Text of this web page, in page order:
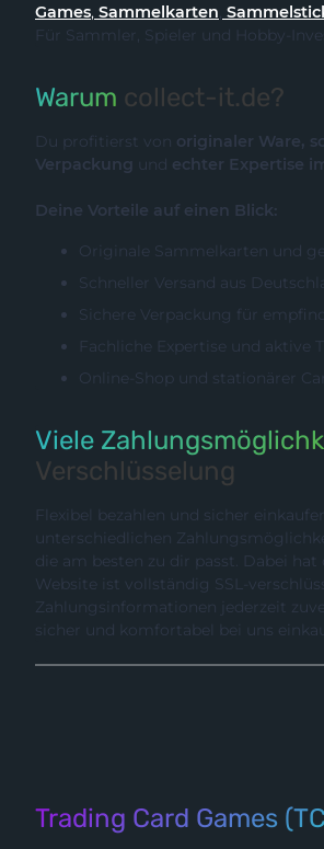
Games, Sammelkarten,
Für Sammler, Spieler und Hobby-
Warum collect-it.de?
Du profitierst von originaler Ware,
Verpackung und echter Expertise
Deine Vorteile auf einen Blick:
Originale Sammelkarten und
Schneller Versand aus
Sichere Verpackung für
Fachliche Expertise und aktive
Online-Shop und stationärer
Viele
Verschlüsselung
Flexibel bezahlen und sicher
unterschiedlichen Zahlungsmöglichkeiten, damit du genau die Methode
die am besten zu dir passt. Dabei hat
Website ist vollständig SSL-
Zahlungsinformationen jederzeit zuverlässig geschützt sind. So kannst du entspannt,
sicher und komfortabel bei uns
Trading Card Games